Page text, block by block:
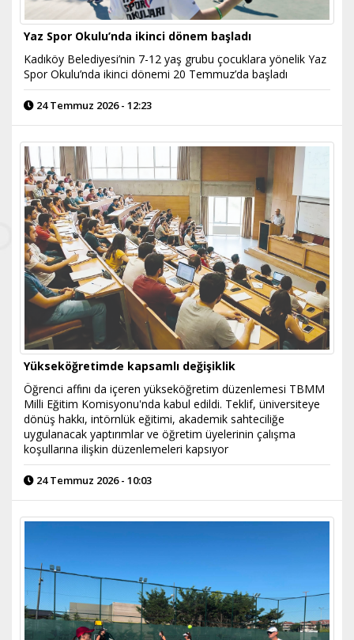
Yaz Spor Okulu’nda ikinci dönem başladı
Kadıköy Belediyesi’nin 7-12 yaş grubu çocuklara yönelik Yaz
Spor Okulu’nda ikinci dönemi 20 Temmuz’da başladı
24 Temmuz 2026 - 12:23
Yükseköğretimde kapsamlı değişiklik
Öğrenci affını da içeren yükseköğretim düzenlemesi TBMM
Milli Eğitim Komisyonu'nda kabul edildi. Teklif, üniversiteye
dönüş hakkı, intörnlük eğitimi, akademik sahteciliğe
uygulanacak yaptırımlar ve öğretim üyelerinin çalışma
koşullarına ilişkin düzenlemeleri kapsıyor
24 Temmuz 2026 - 10:03